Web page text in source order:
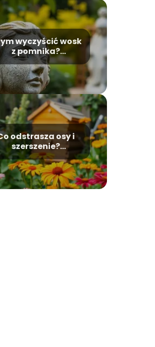
wyczyścić wosk
z pomnika?
metody
usuwania plam
odstrasza osy i
szerszenie?
metody na
te owady